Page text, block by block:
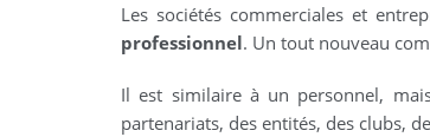
Les sociétés commerciales et
professionnel. Un tout nouveau
Il est similaire à un personnel,
partenariats, des entités, des clubs,